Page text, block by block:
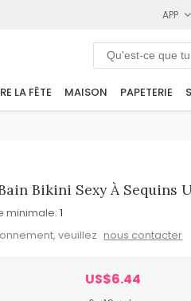
APP
LA FÊTE MAISON PAPETERIE
Bikini Sexy À Sequins
minimale: 1
veuillez nous contacter
US$6.44